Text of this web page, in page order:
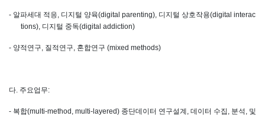
- 알파세대 적응 디지털 양육(digital parenting), 디지털 상호작용(digital interac
tions), 디지털 중독(digital addiction)
- 양적연구 질적연구 혼합연구 (mixed methods)
다 주요업무:
- 복합(multi-method, multi-layered) 종단데이터 연구설계 데이터 수집 분석 및